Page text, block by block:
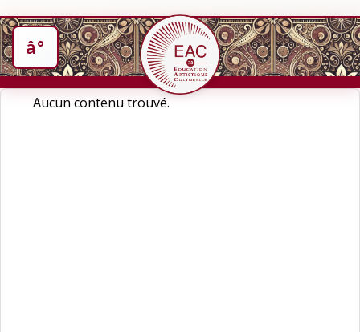
Aucun contenu trouvé.